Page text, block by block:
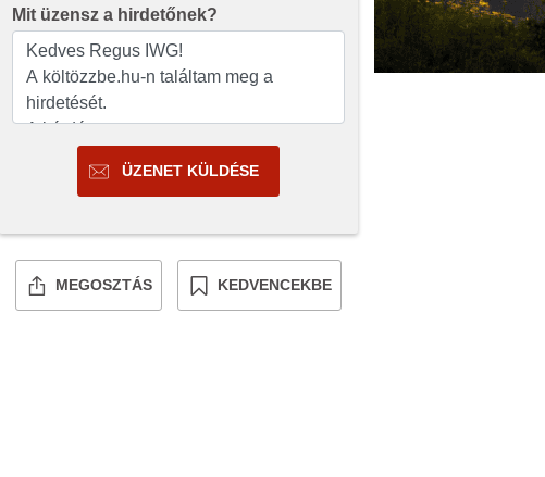
Mit üzensz a hirdetőnek?
ÜZENET KÜLDÉSE
MEGOSZTÁS KEDVENCEKBE